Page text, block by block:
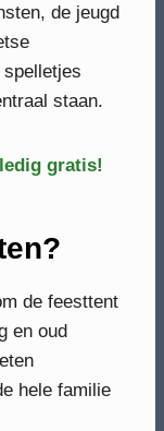
de jeugd
staan.
gratis!
de feesttent
en oud
hele familie